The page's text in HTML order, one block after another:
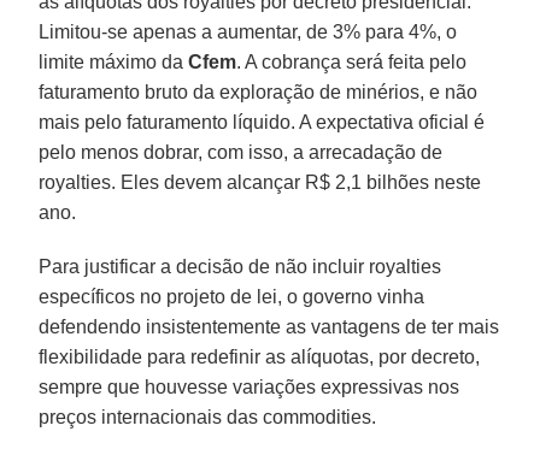
Limitou-se apenas a aumentar, de 3% para 4%, o
limite máximo daCfem. A cobrança será feita pelo
faturamento bruto da exploração de minérios, e não
mais pelo faturamento líquido. A expectativa oficial é
pelo menos dobrar, com isso, a arrecadação de
royalties. Eles devem alcançar R$ 2,1 bilhões neste
ano.
Para justificar a decisão de não incluir royalties
específicos no projeto de lei, o governo vinha
defendendo insistentemente as vantagens de ter mais
flexibilidade para redefinir as alíquotas, por decreto,
sempre que houvesse variações expressivas nos
preços internacionais das commodities.